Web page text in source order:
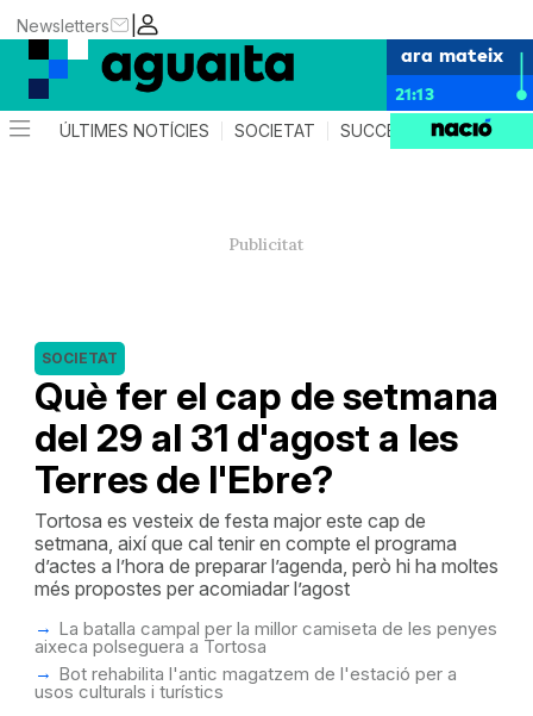
|
Newsletters
ara mateix
21:13
ÚLTIMES NOTÍCIES SOCIETAT SUCCESSOS AGENDA
Què fer el cap de setmana
del 29 al 31 d'agost a les
Terres de l'Ebre?
SOCIETAT
Tortosa es vesteix de festa major este cap de
setmana, així que cal tenir en compte el programa
d’actes a l’hora de preparar l’agenda, però hi ha moltes
més propostes per acomiadar l’agost
La batalla campal per la millor camiseta de les penyes
aixeca polseguera a Tortosa
Bot rehabilita l'antic magatzem de l'estació per a
usos culturals i turístics